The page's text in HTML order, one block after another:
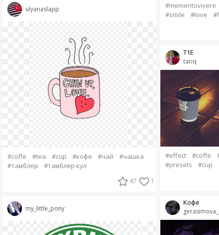
ulyanaslapp
#coffe #tea #cup #кофе #чай
#чашка
#тамблер
#тамблер кул
47 1
my_little_pony
#mementovivere
#smile
#love
tariq
T1E
#effect #coffe
#presets
#cup
Кофе